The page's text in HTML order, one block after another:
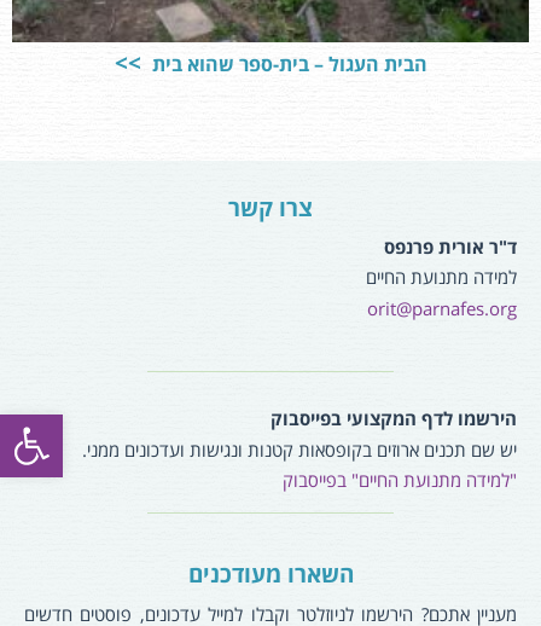
פתח
הבית העגול – בית-ספר שהוא בית
צרו קשר
ד"ר אורית פרנפס
למידה מתנועת החיים
orit@parnafes.org
הירשמו לדף המקצועי בפייסבוק
יש שם תכנים ארוזים בקופסאות קטנות ונגישות ועדכונים ממני.
"למידה מתנועת החיים" בפייסבוק
השארו מעודכנים
מעניין אתכם? הירשמו לניוזלטר וקבלו למייל עדכונים, פוסטים חדשים